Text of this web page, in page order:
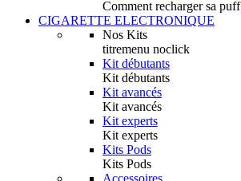
Comment recharger sa
CIGARETTE ELECTRONIQUE
Nos Kits
titremenu noclick
Kit débutants
Kit débutants
Kit avancés
Kit avancés
Kit experts
Kit experts
Kits Pods
Kits Pods
Accessoires